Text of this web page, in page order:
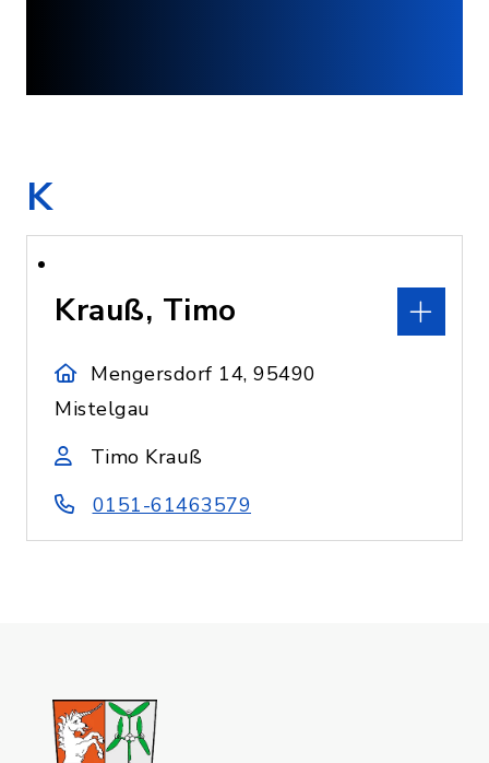
K
Krauß, Timo
Mengersdorf 14, 95490
Mistelgau
Timo Krauß
0151-61463579